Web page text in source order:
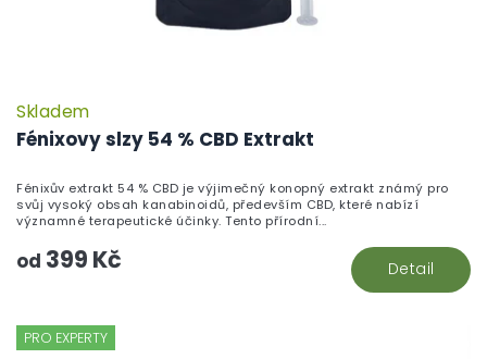
Fénixovy slzy 54 % CBD Extrakt
Skladem
od 399 Kč Detail
Fénixův extrakt 54 % CBD je výjimečný konopný extrakt známý pro
svůj vysoký obsah kanabinoidů, především CBD, které nabízí
významné terapeutické účinky. Tento přírodní...
PRO EXPERTY